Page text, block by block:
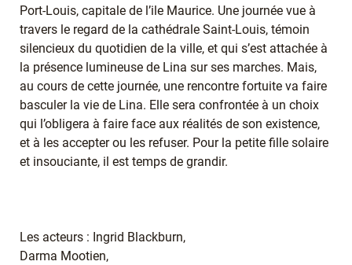
Port-Louis, capitale de l’ile Maurice. Une journée vue à
travers le regard de la cathédrale Saint-Louis, témoin
silencieux du quotidien de la ville, et qui s’est attachée à
la présence lumineuse de Lina sur ses marches. Mais,
au cours de cette journée, une rencontre fortuite va faire
basculer la vie de Lina. Elle sera confrontée à un choix
qui l’obligera à faire face aux réalités de son existence,
et à les accepter ou les refuser. Pour la petite fille solaire
et insouciante, il est temps de grandir.
Les acteurs : Ingrid Blackburn,
Darma Mootien,